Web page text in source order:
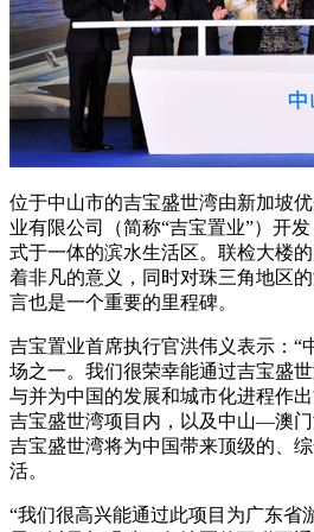
位于中山市的吉宝盛世湾由新加坡
业有限公司（简称“吉宝置业”）开
式于一体的滨水生活区。联检大楼
着非凡的意义，同时对珠三角地区
言也是一个重要的里程碑。
吉宝置业首席执行官洪伟义表示：“
场之一。我们很荣幸能通过吉宝盛
与并为中国的发展和城市化进程作
吉宝盛世湾项目内，以及中山—澳门
吉宝盛世湾将为中国带来顶级的、
活。
“我们很高兴能通过此项目为广东省